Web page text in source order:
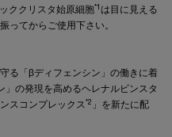
ククリスタ始原細胞*1 は目に見える
ってからご使用下さい。
る「βディフェンシン」の働きに着
」の発現を高めるヘレナルビンスタ
スコンプレックス *2
」を新たに配